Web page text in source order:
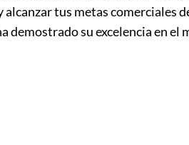
tus metas comerciales
demostrado su excelencia en el